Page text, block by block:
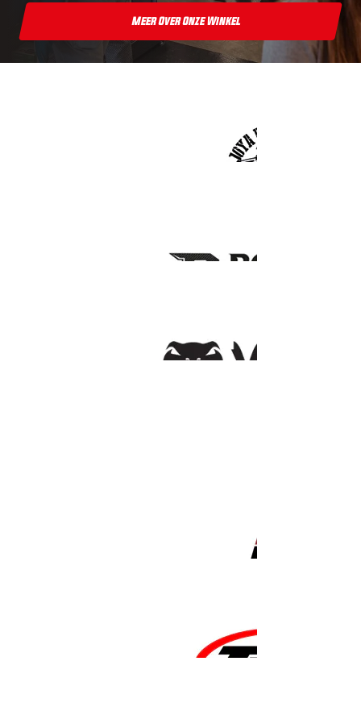
Meer Over Onze Winkel